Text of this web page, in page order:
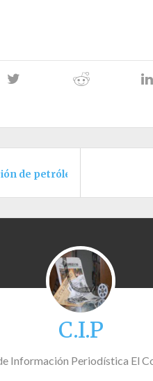
de petróleo
C.I.P
Información Periodística El